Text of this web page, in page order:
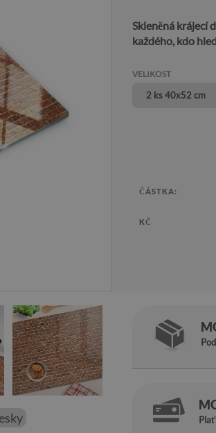
Skleněná krájecí
každého, kdo
VELIKOST
2 ks 40x52 cm
ČÁSTKA:
KČ